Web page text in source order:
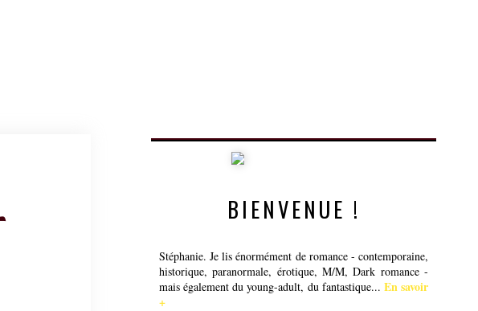
BIENVENUE !
Stéphanie. Je lis énormément de romance - contemporaine,
historique, paranormale, érotique, M/M, Dark romance -
mais également du young-adult, du fantastique... En savoir
+